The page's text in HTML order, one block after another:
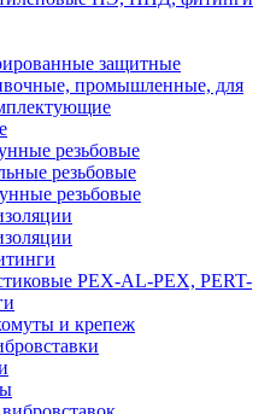
защитные
промышленные, для
резьбовые
резьбовые
резьбовые
PEX-AL-PEX, PERT-
и крепеж